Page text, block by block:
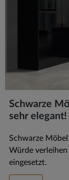
Schwarze
sehr elegant!
Schwarze
Würde
eingesetzt.